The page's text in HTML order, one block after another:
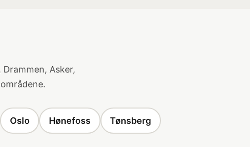
Asker,
Oslo Hønefoss Tønsberg